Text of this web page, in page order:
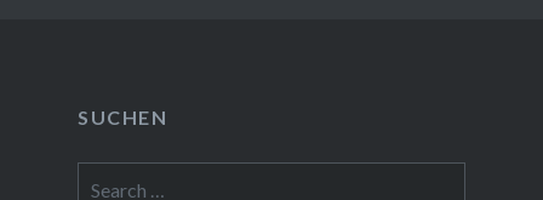
SUCHEN